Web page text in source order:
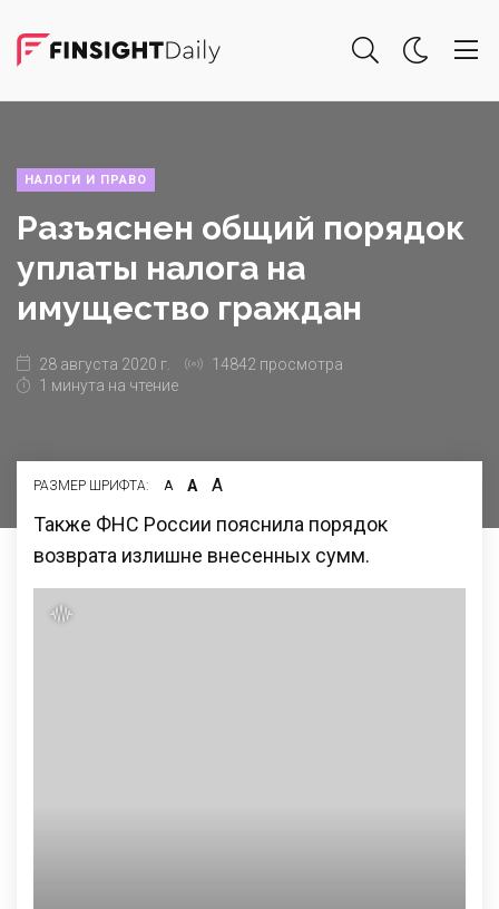
НАЛОГИ И ПРАВО
Разъяснен общий порядок
уплаты налога на
имущество граждан
28 августа 2020 г.
14842 просмотра
1 минута на чтение
РАЗМЕР ШРИФТА: А А А
Также ФНС России пояснила порядок
возврата излишне внесенных сумм.